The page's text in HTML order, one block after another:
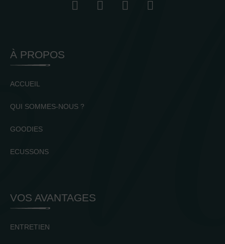
À PROPOS
ACCUEIL
QUI SOMMES-NOUS ?
GOODIES
ECUSSONS
VOS AVANTAGES
ENTRETIEN